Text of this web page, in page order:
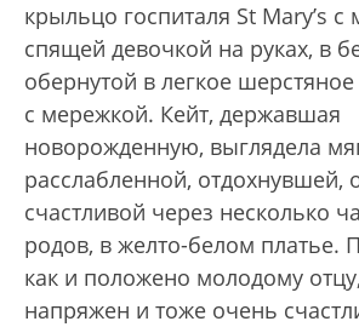
крыльцо госпиталя St Mary’s с
спящей девочкой на руках, в
обернутой в легкое
с мережкой. Кейт, державшая
новорожденную, выглядела
расслабленной, отдохнувшей,
счастливой через несколько
родов, в желто-белом платье.
как и положено молодому
напряжен и тоже очень